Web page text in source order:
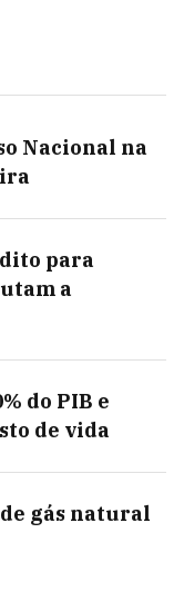
Nacional na
para
a
do PIB e
de vida
gás natural